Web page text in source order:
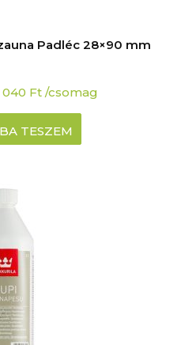
Padléc 28×90 mm
040 Ft /csomag
TESZEM